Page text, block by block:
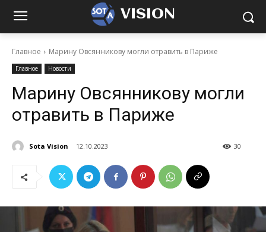
VISION
Главное Марину Овсянникову могли отравить в Париже
Главное Новости
Марину Овсянникову могли
отравить в Париже
Sota Vision 12.10.2023 30